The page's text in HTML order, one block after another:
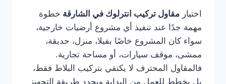
اختيار مقاول تركيب انترلوك في الشارقة خطوة
مهمة جدًا عند تنفيذ أي مشروع أرضيات خارجية،
سواء كان المشروع خاصًا بفيلا، منزل، حديقة،
ممشى، موقف سيارات، أو مساحة تجارية.
فالمقاول المحترف لا يكتفي بتركيب البلاط فقط،
بل يخطط للعمل من البداية ويحدد طريقة التجهيز